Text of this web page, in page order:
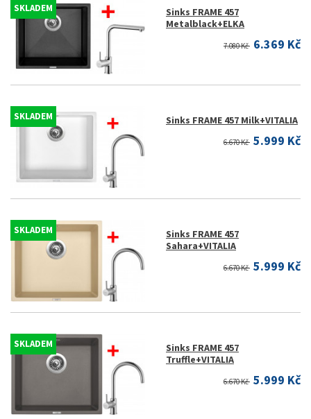
SKLADEM
Sinks FRAME 457
Metalblack+ELKA
7.080 Kč 6.369 Kč
SKLADEM Sinks FRAME 457 Milk+VITALIA
6.670 Kč 5.999 Kč
SKLADEM
Sinks FRAME 457
Sahara+VITALIA
6.670 Kč 5.999 Kč
SKLADEM
Sinks FRAME 457
Truffle+VITALIA
6.670 Kč 5.999 Kč